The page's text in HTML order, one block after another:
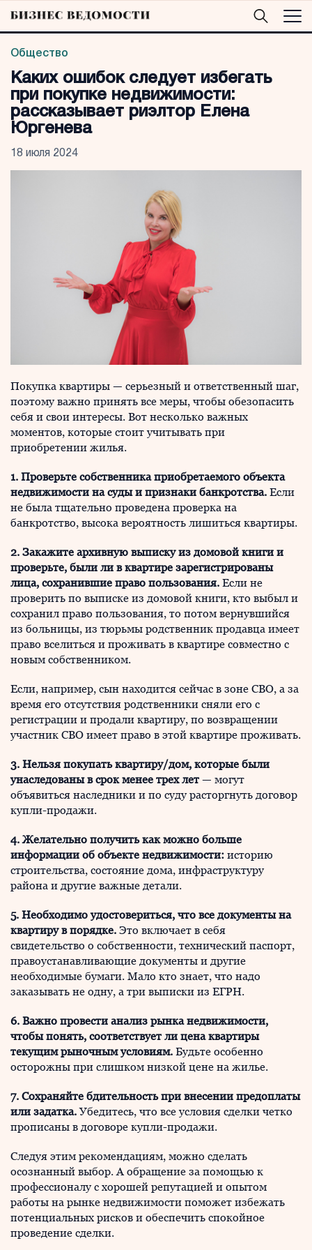
Общество
Каких ошибок следует избегать
при покупке недвижимости:
рассказывает риэлтор Елена
Юргенева
18 июля 2024
Покупка квартиры — серьезный и ответственный шаг,
поэтому важно принять все меры, чтобы обезопасить
себя и свои интересы. Вот несколько важных
моментов, которые стоит учитывать при
приобретении жилья.
1. Проверьте собственника приобретаемого объекта
недвижимости на суды и признаки банкротства. Если
не была тщательно проведена проверка на
банкротство, высока вероятность лишиться квартиры.
2. Закажите архивную выписку из домовой книги и
проверьте, были ли в квартире зарегистрированы
лица, сохранившие право пользования. Если не
проверить по выписке из домовой книги, кто выбыл и
сохранил право пользования, то потом вернувшийся
из больницы, из тюрьмы родственник продавца имеет
право вселиться и проживать в квартире совместно с
новым собственником.
Если, например, сын находится сейчас в зоне СВО, а за
время его отсутствия родственники сняли его с
регистрации и продали квартиру, по возвращении
участник СВО имеет право в этой квартире проживать.
3. Нельзя покупать квартиру/дом, которые были
унаследованы в срок менее трех лет — могут
объявиться наследники и по суду расторгнуть договор
купли-продажи.
4. Желательно получить как можно больше
информации об объекте недвижимости: историю
строительства, состояние дома, инфраструктуру
района и другие важные детали.
5. Необходимо удостовериться, что все документы на
квартиру в порядке. Это включает в себя
свидетельство о собственности, технический паспорт,
правоустанавливающие документы и другие
необходимые бумаги. Мало кто знает, что надо
заказывать не одну, а три выписки из ЕГРН.
6. Важно провести анализ рынка недвижимости,
чтобы понять, соответствует ли цена квартиры
текущим рыночным условиям. Будьте особенно
осторожны при слишком низкой цене на жилье.
7. Сохраняйте бдительность при внесении предоплаты
или задатка.Убедитесь, что все условия сделки четко
прописаны в договоре купли-продажи.
Следуя этим рекомендациям, можно сделать
осознанный выбор. А обращение за помощью к
профессионалу с хорошей репутацией и опытом
работы на рынке недвижимости поможет избежать
потенциальных рисков и обеспечить спокойное
проведение сделки.